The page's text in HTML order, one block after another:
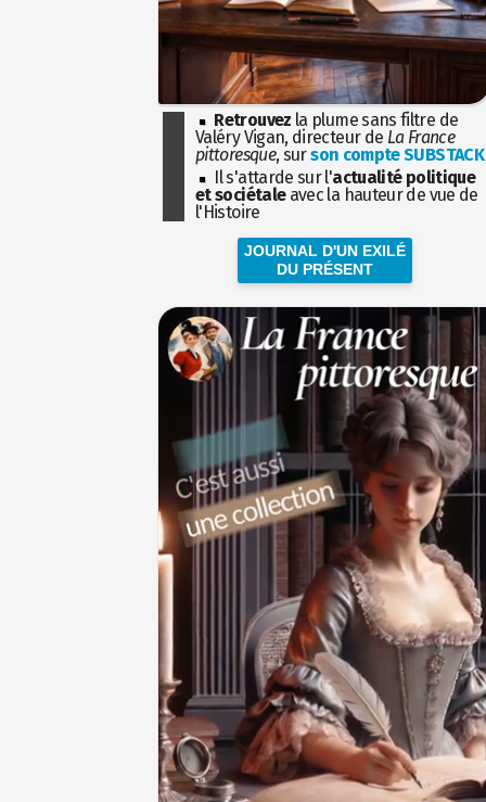
Retrouvez la plume sans filtre de
Valéry Vigan, directeur de La France
pittoresque, surson compte SUBSTACK
Il s'attarde sur l'actualité politique
et sociétaleavec la hauteur de vue de
l'Histoire
JOURNAL D'UN EXILÉ
DU PRÉSENT